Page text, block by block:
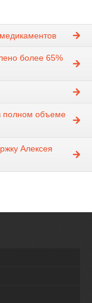
более 65%
полном объеме
Алексея